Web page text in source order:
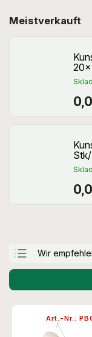
Meistverkauft
Wir
Teuerste
Alphabetisch
Art.-Nr.: